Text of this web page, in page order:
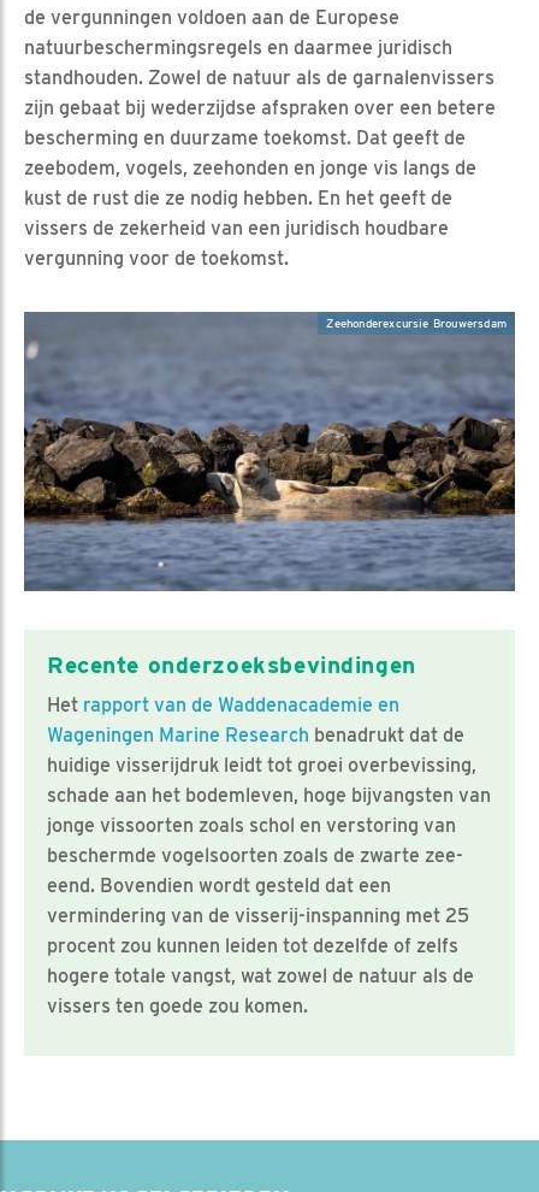
de vergunningen voldoen aan de Europese
natuurbeschermingsregels en daarmee juridisch
standhouden. Zowel de natuur als de garnalenvissers
zijn gebaat bij wederzijdse afspraken over een betere
bescherming en duurzame toekomst. Dat geeft de
zeebodem, vogels, zeehonden en jonge vis langs de
kust de rust die ze nodig hebben. En het geeft de
vissers de zekerheid van een juridisch houdbare
vergunning voor de toekomst.
Zeehonderexcursie Brouwersdam
Recente onderzoeksbevindingen
Het rapport van de Waddenacademie en
Wageningen Marine Research benadrukt dat de
huidige visserijdruk leidt tot groei overbevissing,
schade aan het bodemleven, hoge bijvangsten van
jonge vissoorten zoals schol en verstoring van
beschermde vogelsoorten zoals de zwarte zee-
eend. Bovendien wordt gesteld dat een
vermindering van de visserij-inspanning met 25
procent zou kunnen leiden tot dezelfde of zelfs
hogere totale vangst, wat zowel de natuur als de
vissers ten goede zou komen.